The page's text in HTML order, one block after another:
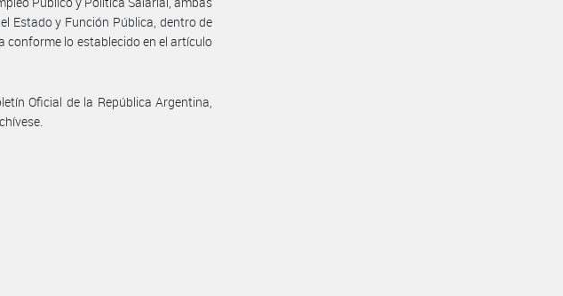
Estado y Función Pública, dentro de
conforme lo establecido en el artículo
Oficial de la República Argentina,